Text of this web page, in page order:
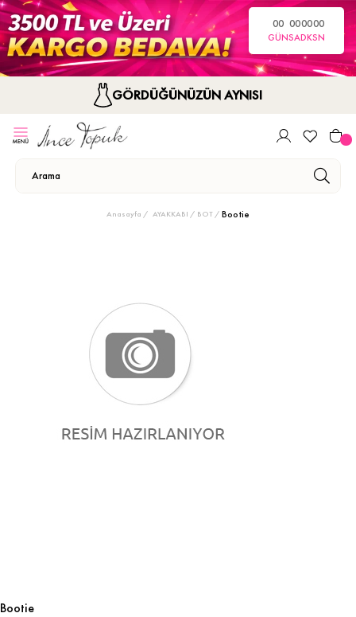
00
GÜN
00
SA
00
DK
00
SN
GÖRDÜĞÜNÜZÜN AYNISI
Anasayfa AYAKKABI BOT Bootie
Bootie